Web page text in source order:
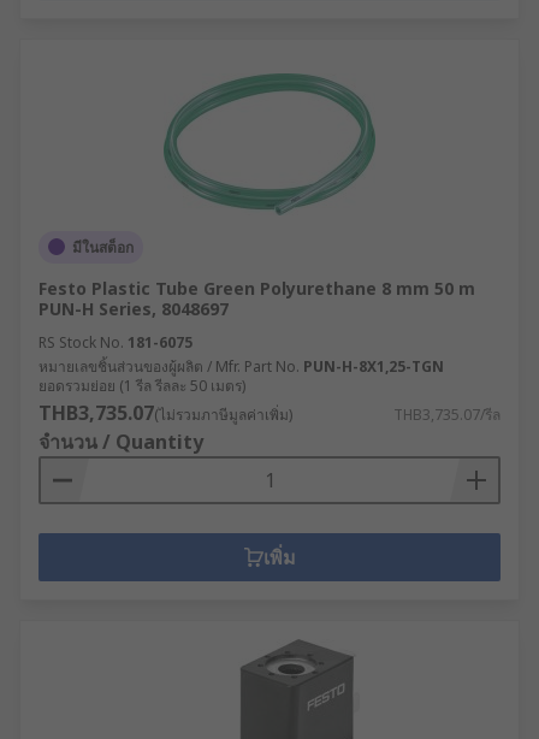
มีในสต็อก
Festo Plastic Tube Green Polyurethane 8 mm 50 m
PUN-H Series, 8048697
RS Stock No. 181-6075
หมายเลขชิ้นส่วนของผู้ผลิต / Mfr. Part No. PUN-H-8X1,25-TGN
ยอดรวมย่อย (1 รีล รีลละ 50 เมตร)
THB3,735.07(ไม่รวมภาษีมูลค่าเพิ่ม) THB3,735.07/รีล
จำนวน / Quantity
เพิ่ม